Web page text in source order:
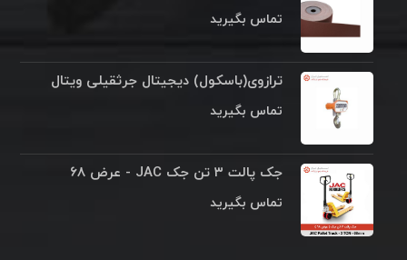
تماس بگیرید
ترازوی(باسکول) دیجیتال جرثقیلی ویتال
تماس بگیرید
جک پالت ۳ تن جک JAC - عرض ۶۸
تماس بگیرید